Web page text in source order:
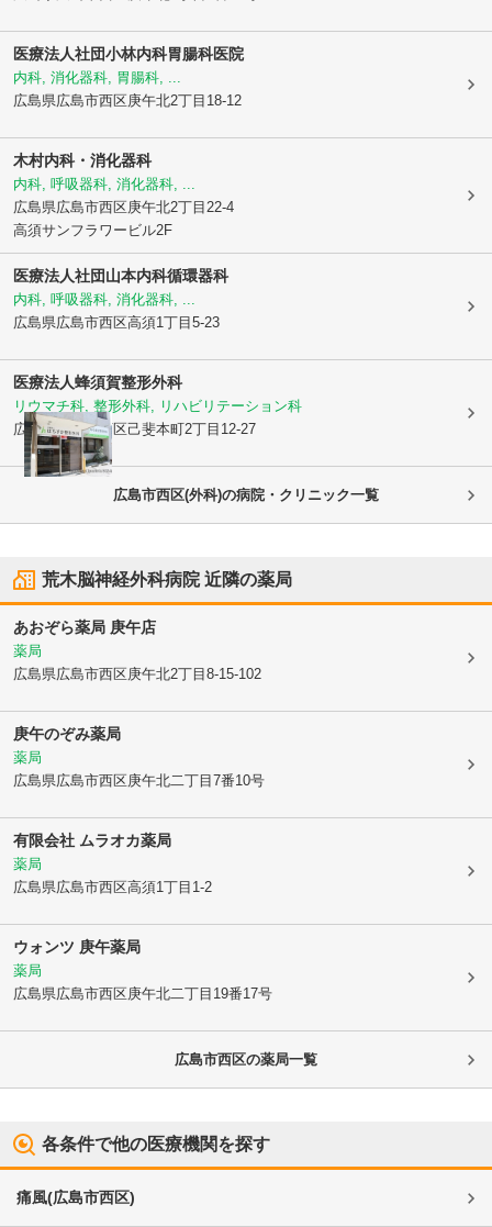
医療法人社団小林内科胃腸科医院
内科, 消化器科, 胃腸科, ...
広島県広島市西区庚午北2丁目18-12
木村内科・消化器科
内科, 呼吸器科, 消化器科, ...
広島県広島市西区庚午北2丁目22-4
高須サンフラワービル2F
医療法人社団山本内科循環器科
内科, 呼吸器科, 消化器科, ...
広島県広島市西区高須1丁目5-23
医療法人蜂須賀整形外科
リウマチ科, 整形外科, リハビリテーション科
広島県広島市西区己斐本町2丁目12-27
広島市西区(外科)の病院・クリニック一覧
荒木脳神経外科病院近隣の薬局
あおぞら薬局 庚午店
薬局
広島県広島市西区庚午北2丁目8-15-102
庚午のぞみ薬局
薬局
広島県広島市西区庚午北二丁目7番10号
有限会社 ムラオカ薬局
薬局
広島県広島市西区高須1丁目1-2
ウォンツ 庚午薬局
薬局
広島県広島市西区庚午北二丁目19番17号
広島市西区の薬局一覧
各条件で他の医療機関を探す
痛風(広島市西区)